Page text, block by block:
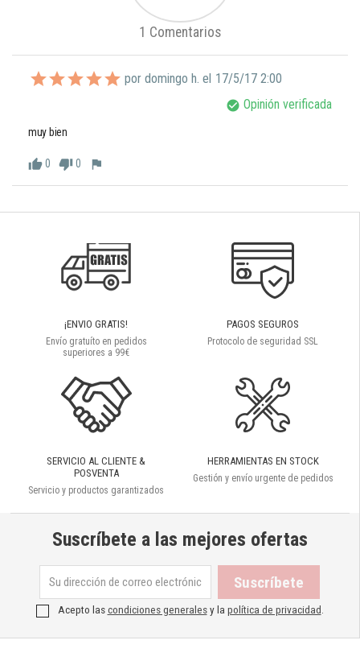
1 Comentarios
por domingo h. el 17/5/17 2:00
check_circle Opinión verificada
muy bien
thumb_up0 thumb_down0 flag
¡ENVIO GRATIS!
Envío gratuíto en pedidos
superiores a 99€
PAGOS SEGUROS
Protocolo de seguridad SSL
SERVICIO AL CLIENTE &
POSVENTA
Servicio y productos garantizados
HERRAMIENTAS EN STOCK
Gestión y envío urgente de pedidos
Suscríbete a las mejores ofertas
Acepto lascondiciones generalesy la política de privacidad